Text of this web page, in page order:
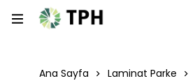
Ana Sayfa Laminat Parke